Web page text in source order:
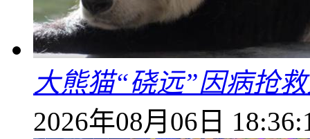
大熊猫“硗远”因病抢
2026年08月06日